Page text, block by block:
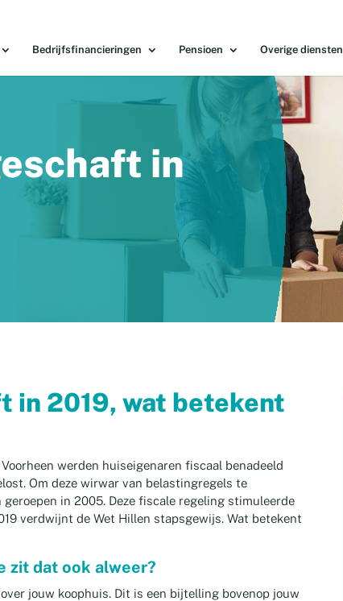
Bedrijfsfinancieringen Pensioen Overige diensten
in
in 2019, wat betekent
werden huiseigenaren fiscaal benadeeld
Om deze wirwar van belastingregels te
geroepen in 2005. Deze fiscale regeling stimuleerde
verdwijnt de Wet Hillen stapsgewijs. Wat betekent
zit dat ook alweer?
jouw koophuis. Dit is een bijtelling bovenop jouw